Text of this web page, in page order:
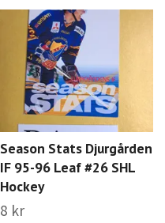
Season Stats Djurgården
IF 95-96 Leaf #26 SHL
Hockey
8 kr